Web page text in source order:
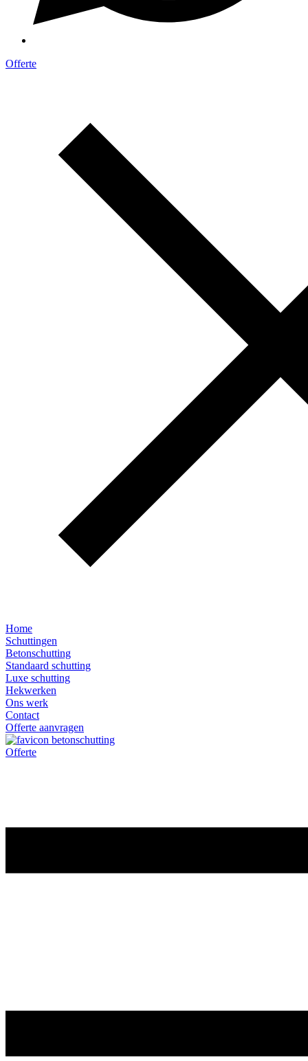
Offerte
Home
Schuttingen
Betonschutting
Standaard schutting
Luxe schutting
Hekwerken
Ons werk
Contact
Offerte aanvragen
Offerte